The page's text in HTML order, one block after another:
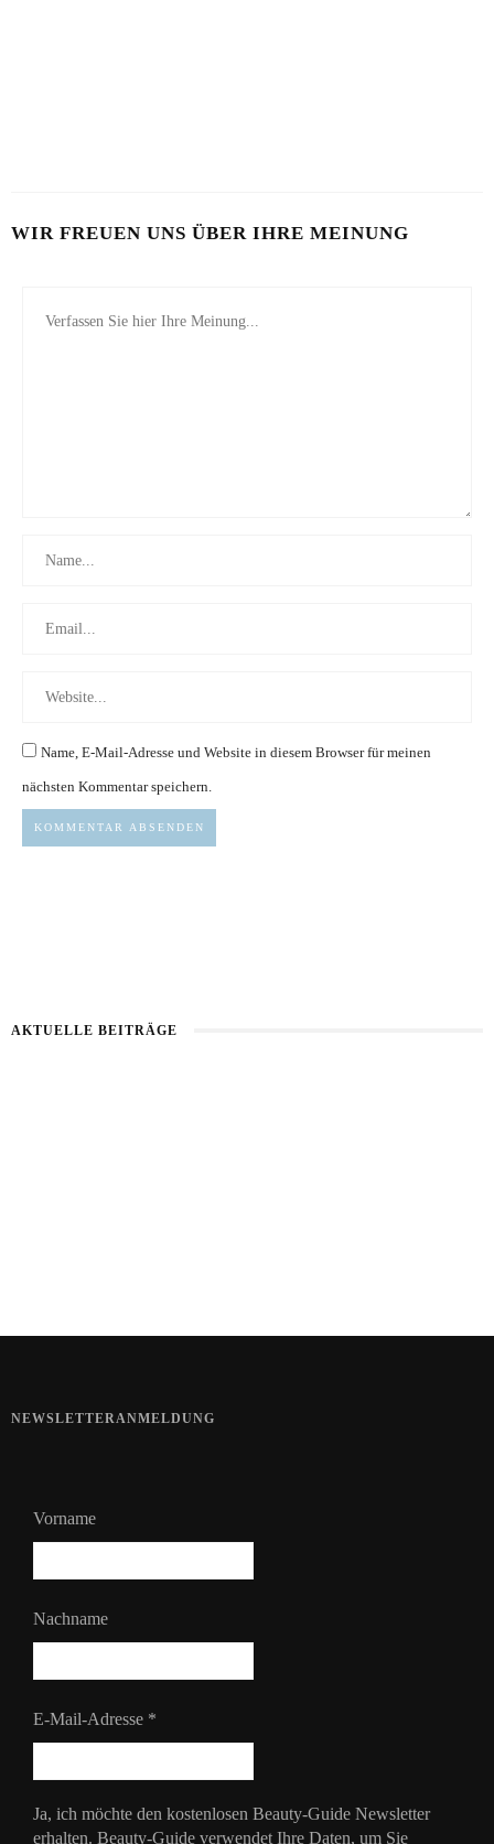
WIR FREUEN UNS ÜBER IHRE MEINUNG
Name, E-Mail-Adresse und Website in diesem Browser für meinen
nächsten Kommentar speichern.
AKTUELLE BEITRÄGE
NEWSLETTERANMELDUNG
Vorname
Nachname
E-Mail-Adresse *
Ja, ich möchte den kostenlosen Beauty-Guide Newsletter
erhalten. Beauty-Guide verwendet Ihre Daten, um Sie